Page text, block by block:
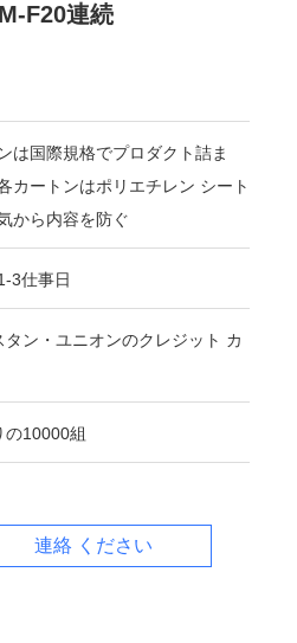
F20連続
は国際規格でプロダクト詰ま
カートンはポリエチレン シート
から内容を防ぐ
3仕事日
ン・ユニオンのクレジット カ
の10000組
連絡 ください